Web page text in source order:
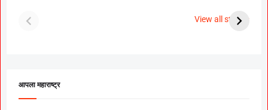
View all stories
पूजा सावंत ने गुपचूप
आपला महाराष्ट्र